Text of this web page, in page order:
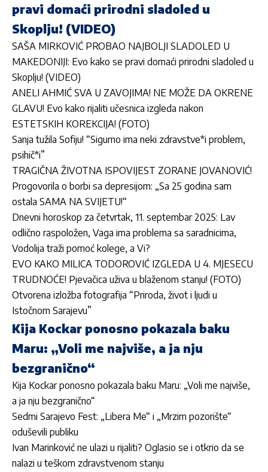
pravi domaći prirodni sladoled u
Skoplju! (VIDEO)
SAŠA MIRKOVIĆ PROBAO NAJBOLJI SLADOLED U
MAKEDONIJI: Evo kako se pravi domaći prirodni sladoled u
Skoplju! (VIDEO)
ANELI AHMIĆ SVA U ZAVOJIMA! NE MOŽE DA OKRENE
GLAVU! Evo kako rijaliti učesnica izgleda nakon
ESTETSKIH KOREKCIJA! (FOTO)
Sanja tužila Sofiju! “Sigurno ima neki zdravstve*i problem,
psihič*i”
TRAGIČNA ŽIVOTNA ISPOVIJEST ZORANE JOVANOVIĆ!
Progovorila o borbi sa depresijom: „Sa 25 godina sam
ostala SAMA NA SVIJETU!“
Dnevni horoskop za četvrtak, 11. septembar 2025: Lav
odlično raspoložen, Vaga ima problema sa saradnicima,
Vodolija traži pomoć kolege, a Vi?
EVO KAKO MILICA TODOROVIĆ IZGLEDA U 4. MJESECU
TRUDNOĆE! Pjevačica uživa u blaženom stanju! (FOTO)
Otvorena izložba fotografija “Priroda, život i ljudi u
Istočnom Sarajevu”
Kija Kockar ponosno pokazala baku
Maru: „Voli me najviše, a ja nju
bezgranično“
Kija Kockar ponosno pokazala baku Maru: „Voli me najviše,
a ja nju bezgranično“
Sedmi Sarajevo Fest: „Libera Me“ i „Mrzim pozorište“
oduševili publiku
Ivan Marinković ne ulazi u rijaliti? Oglasio se i otkrio da se
nalazi u teškom zdravstvenom stanju